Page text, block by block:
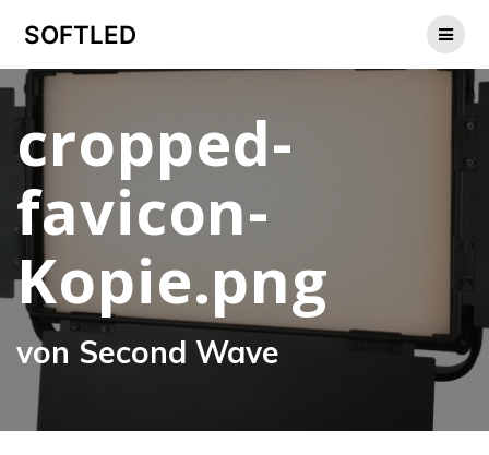
InhaltSOFTLED
cropped-
favicon-
Kopie.png
von Second Wave